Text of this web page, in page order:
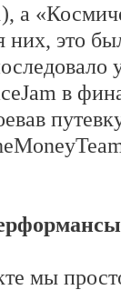
а
них, это
в
мы